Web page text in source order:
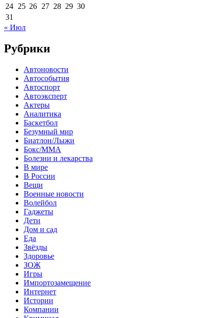
24 25 26 27 28 29 30
31
« Июл
Рубрики
Автоновости
Автособытия
Автоспорт
Автоэксперт
Актеры
Аналитика
Баскетбол
Безумный мир
Биатлон/Лыжи
Бокс/MMA
Болезни и лекарства
В мире
В России
Вещи
Военные новости
Волейбол
Гаджеты
Дети
Дом и сад
Еда
Звёзды
Здоровье
ЗОЖ
Игры
Импортозамещение
Интернет
Истории
Компании